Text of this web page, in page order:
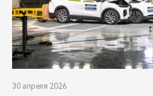
30 апреля 2026